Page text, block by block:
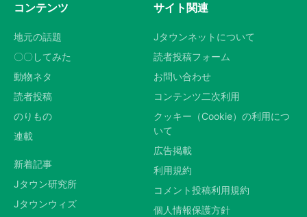
コンテンツ
地元の話題
〇〇してみた
動物ネタ
読者投稿
のりもの
連載
新着記事
Jタウン研究所
Jタウンウィズ
サイト関連
Jタウンネットについて
読者投稿フォーム
お問い合わせ
コンテンツ二次利用
クッキー（Cookie）の利用につ
いて
広告掲載
利用規約
コメント投稿利用規約
個人情報保護方針